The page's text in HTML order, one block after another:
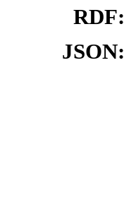
RDF:
JSON: